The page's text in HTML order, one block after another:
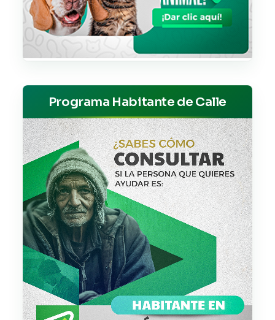
Programa Habitante de Calle